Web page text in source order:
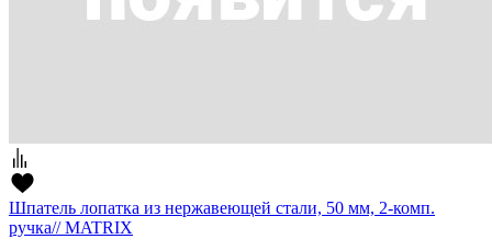
Шпатель лопатка из нержавеющей стали, 50 мм, 2-комп.
ручка// MATRIX